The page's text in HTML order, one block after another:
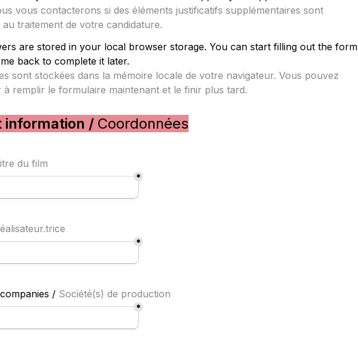
vous contacterons si des éléments justificatifs supplémentaires sont
au traitement de votre candidature.
are stored in your local browser storage. You can start filling out the form
sont stockées dans la mémoire locale de votre navigateur. Vous pouvez
à remplir le formulaire maintenant et le finir plus tard.
information / Coordonnées
du film
*
*
/ Société(s) de production
*